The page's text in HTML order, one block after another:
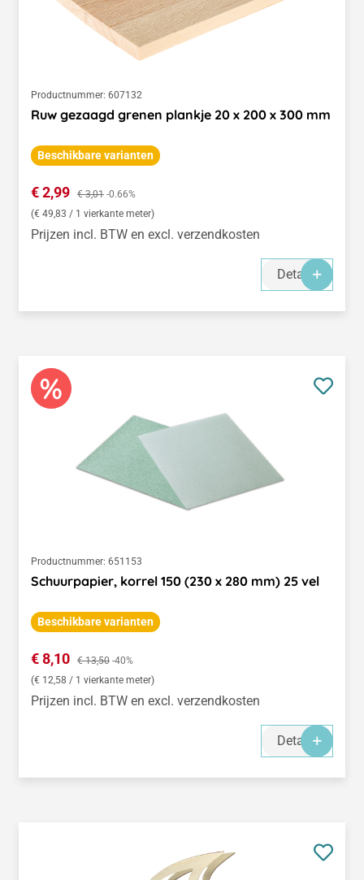
Productnummer: 607132
Ruw gezaagd grenen plankje 20 x 200 x 300 mm
Beschikbare varianten
Verkoopprijs:
€ 2,99 Normale prijs:
€ 3,01 -0.66%
(€ 49,83 / 1 vierkante meter)
Prijzen incl. BTW en excl. verzendkosten
Details
Productnummer: 651153
Schuurpapier, korrel 150 (230 x 280 mm) 25 vel
Beschikbare varianten
Verkoopprijs:
€ 8,10 Normale prijs:
€ 13,50 -40%
(€ 12,58 / 1 vierkante meter)
Prijzen incl. BTW en excl. verzendkosten
Details